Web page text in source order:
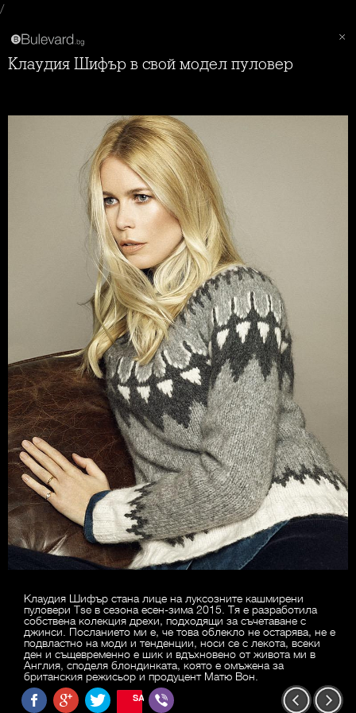
/
Клаудия Шифър в свой модел пуловер
Клаудия Шифър стана лице на луксозните кашмирени
пуловери Tse в сезона есен-зима 2015. Тя е разработила
собствена колекция дрехи, подходящи за съчетаване с
джинси. Посланието ми е, че това облекло не остарява, не е
подвластно на моди и тенденции, носи се с лекота, всеки
ден и същевременно е шик и вдъхновено от живота ми в
Англия, споделя блондинката, която е омъжена за
британския режисьор и продуцент Матю Вон.
SAVE